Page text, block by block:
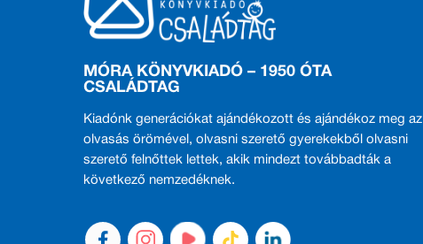
MÓRA KÖNYVKIADÓ – 1950 ÓTA
CSALÁDTAG
Kiadónk generációkat ajándékozott és ajándékoz meg az
olvasás örömével, olvasni szerető gyerekekből olvasni
szerető felnőttek lettek, akik mindezt továbbadták a
következő nemzedéknek.